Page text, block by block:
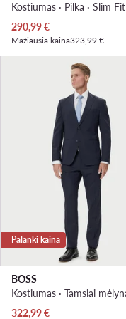
Kostiumas · Pilka · Slim Fit
Dabartinė kaina
290,99€
Mažiausia kaina323,99 €
Palanki kaina
BOSS
Dabartinė kaina
322,99€